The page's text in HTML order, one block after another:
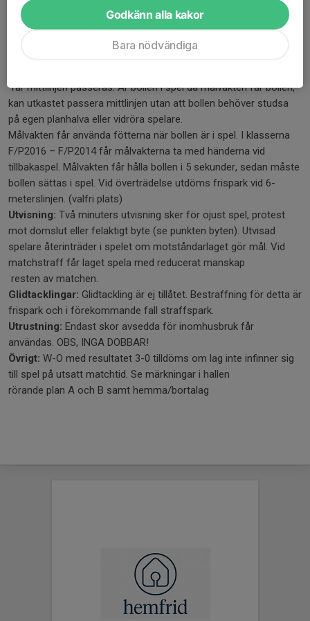
vilket innebär att målvakten sätter i gång spelet med händerna
(utkast). Kast får ej ske över planens mittlinje då bollen varit
”död”. Sker detta, går bollen över till
motståndarlaget med frispark från mittlinjen. OBS! Om bollen
får mittlinjen passeras. Är bollen i spel då målvakten får bollen,
kan utkastet passera mittlinjen utan att bollen behöver studsa
på egen planhalva eller vidröra spelare.
Målvakten får använda fötterna när bollen är i spel. I klasserna
F/P2016 – F/P2014 får målvakterna ta med händerna vid
tillbakaspel. Målvakten får hålla bollen i 5 sekunder, sedan måste
bollen sättas i spel. Vid överträdelse utdöms frispark vid 6-
meterslinjen. (valfri plats)
Utvisning: Två minuters utvisning sker för ojust spel, protest
mot domslut eller felaktigt byte (se punkten byten). Utvisad
spelare återinträder i spelet om motståndarlaget gör mål. Vid
matchstraff får laget spela med reducerat manskap
resten av matchen.
Glidtacklingar: Glidtackling är ej tillåtet. Bestraffning för detta är
frispark och i förekommande fall straffspark.
Utrustning: Endast skor avsedda för inomhusbruk får
användas. OBS, INGA DOBBAR!
Övrigt: W-O med resultatet 3-0 tilldöms om lag inte infinner sig
till spel på utsatt matchtid. Se märkningar i hallen
rörande plan A och B samt hemma/bortalag
Godkänn alla kakor
Bara nödvändiga